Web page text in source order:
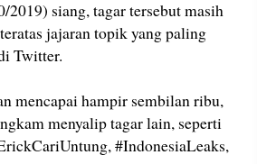
2019) siang, tagar tersebut masih
jajaran topik yang paling
Twitter.
mencapai hampir sembilan ribu,
menyalip tagar lain, seperti
#IndonesiaLeaks,